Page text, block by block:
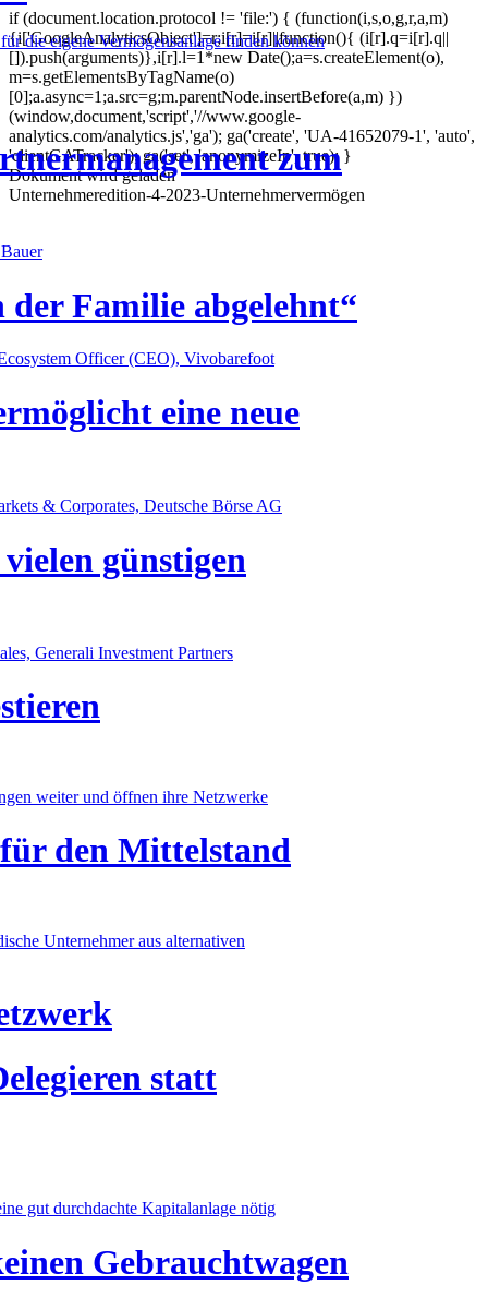
if (document.location.protocol != 'file:') { (function(i,s,o,g,r,a,m)
{i['GoogleAnalyticsObject']=r;i[r]=i[r]||function(){ (i[r].q=i[r].q||
[]).push(arguments)},i[r].l=1*new Date();a=s.createElement(o),
m=s.getElementsByTagName(o)
[0];a.async=1;a.src=g;m.parentNode.insertBefore(a,m) })
(window,document,'script','//www.google-
analytics.com/analytics.js','ga'); ga('create', 'UA-41652079-1', 'auto',
'clientGATracker'); ga('set', 'anonymizeIp', true); }
Dokument wird geladen
Unternehmeredition-4-2023-Unternehmervermögen
die eigene Vermögensanlage finden können
zum
Familie abgelehnt“
Officer (CEO), Vivobarefoot
eine neue
& Corporates, Deutsche Börse AG
günstigen
Generali Investment Partners
weiter und öffnen ihre Netzwerke
den Mittelstand
Unternehmer aus alternativen
statt
gut durchdachte Kapitalanlage nötig
Gebrauchtwagen